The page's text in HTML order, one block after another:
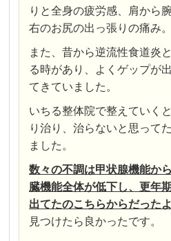
りと全身の疲労感、肩から
右のお尻の出っ張りの痛み。
また、昔から逆流性食道炎
る時があり、よくゲップが
てきていました。
いちる整体院で整えていく
り治り、治らないと思って
ました。
数々の不調は甲状腺機能か
臓機能全体が低下し、更年
出てたのこちらからだった
見つけたら良かったです。